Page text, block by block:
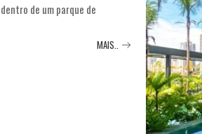
de um parque de
MAIS..